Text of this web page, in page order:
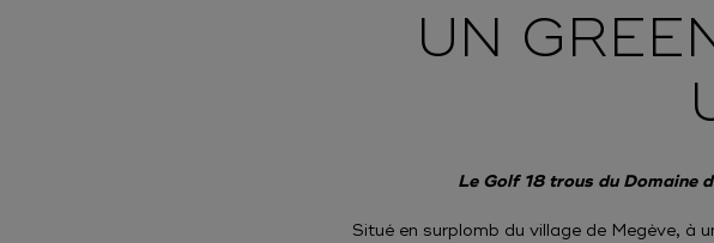
UN
Le Golf 18 trous du Domaine
Situé en surplomb du village de Megève, à